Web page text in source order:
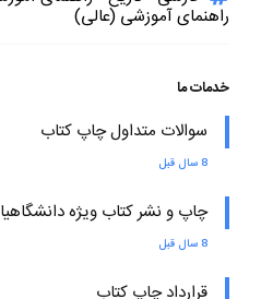
راهنمای آموزشی (عالی)
خدمات ما
سوالات متداول چاپ کتاب
8 سال قبل
چاپ و نشر کتاب ویژه
8 سال قبل
قرارداد چاپ کتاب